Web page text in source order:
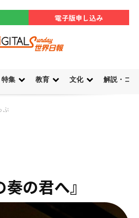
電子版申し込み
特集 教育 文化 解説・コ
ぷ
の君へ』